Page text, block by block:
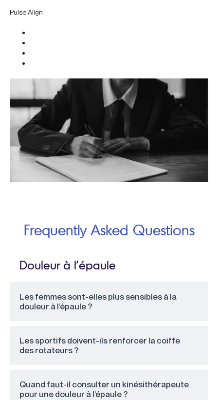
Pulse Align
Frequently Asked Questions
Douleur à l’épaule
Les femmes sont-elles plus sensibles à la
douleur à l’épaule ?
Les sportifs doivent-ils renforcer la coiffe
des rotateurs ?
Quand faut-il consulter un kinésithérapeute
pour une douleur à l’épaule ?